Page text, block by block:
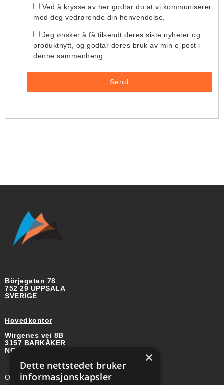
Ved å krysse av her godtar du at vi kommuniserer
med deg vedrørende din henvendelse.
Jeg ønsker å få tilsendt deres siste nyheter og
produktnytt, og godtar deres bruk av min e-post i
denne sammenheng.
Börjegatan 78
752 29 UPPSALA
SVERIGE
Hovedkontor
Wirgenes vei 8B
3157 BARKÅKER
NORGE
Org-nr: 985 958 203 MVA
×
Dette nettstedet bruker
informasjonskapsler